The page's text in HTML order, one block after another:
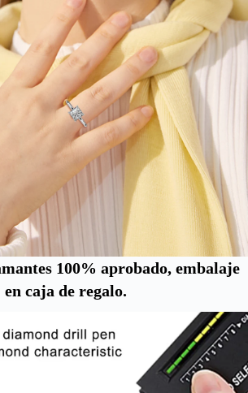
100% aprobado, embalaje
en caja de regalo.